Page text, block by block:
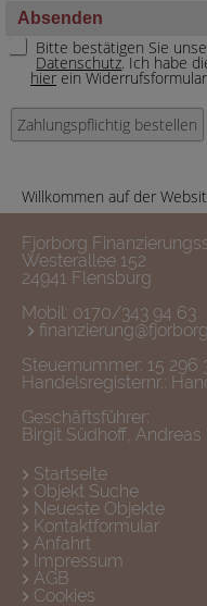
Absenden
Bitte bestätigen Sie
Datenschutz. Ich habe
hierein
Willkommen auf der
Fjorborg
Westerallee 152
24941 Flensburg
Mobil: 0170/343 94 63
Steuernummer: 15 296
Handelsregisternr.:
Geschäftsführer:
Birgit Südhoff, Andreas
Startseite
Objekt Suche
Neueste Objekte
Kontaktformular
Anfahrt
Impressum
AGB
Cookies